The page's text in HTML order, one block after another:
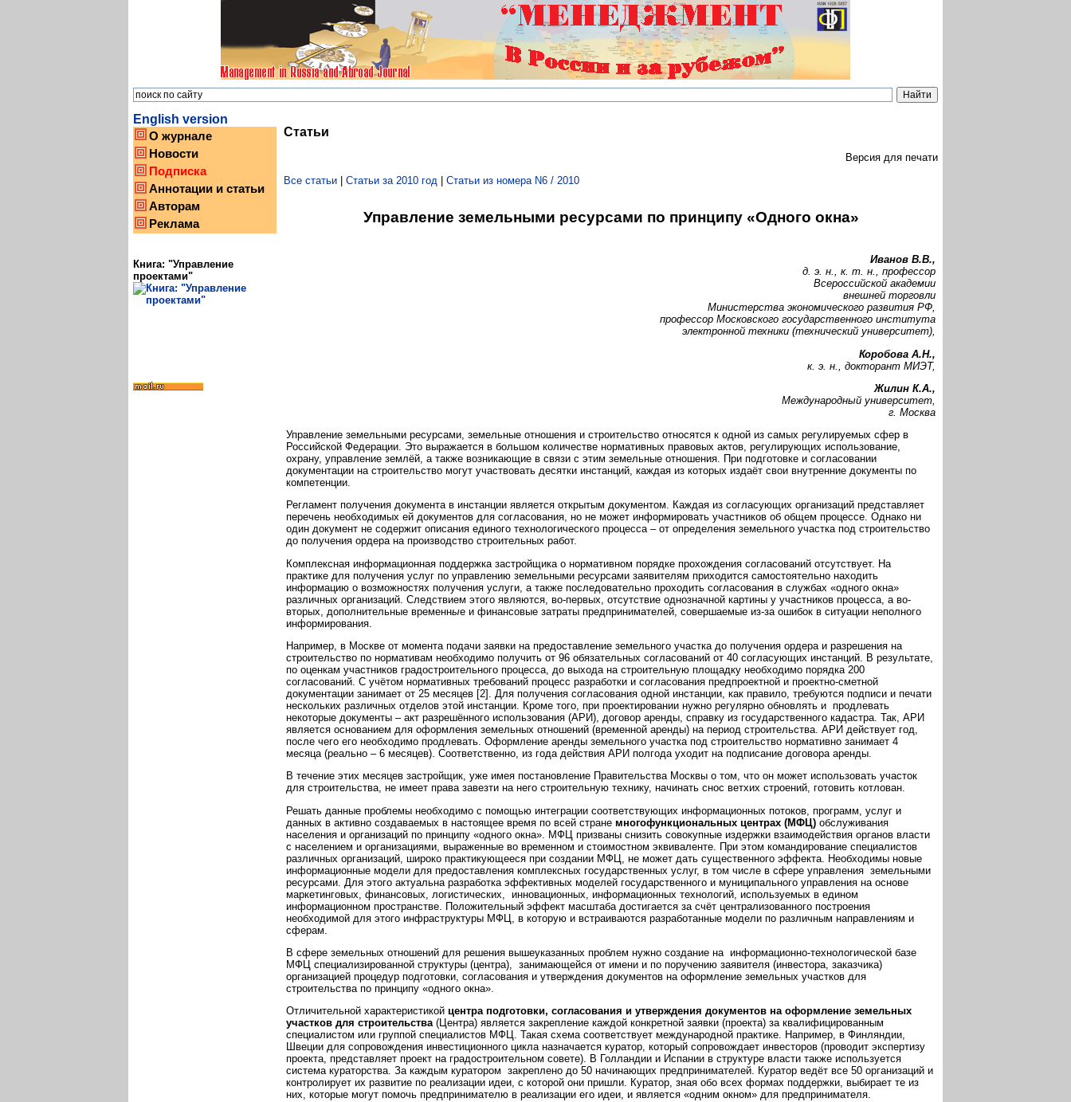
English version
О журнале
Новости
Подписка
Аннотации и статьи
Авторам
Реклама
Книга: "Управление
проектами"
Статьи
Версия для печати
Все статьи | Статьи за 2010 год | Статьи из номера N6 / 2010
Управление земельными ресурсами по принципу «Одного окна»
Иванов В.В.,
д. э. н., к. т. н., профессор
Всероссийской академии
внешней торговли
Министерства экономического развития РФ,
профессор Московского государственного института
электронной техники (технический университет),
Коробова А.Н.,
к. э. н., докторант МИЭТ,
Жилин К.А.,
Международный университет,
г. Москва
Управление земельными ресурсами, земельные отношения и строительство относятся к одной из самых регулируемых сфер в
Российской Федерации. Это выражается в большом количестве нормативных правовых актов, регулирующих использование,
охрану, управление землёй, а также возникающие в связи с этим земельные отношения. При подготовке и согласовании
документации на строительство могут участвовать десятки инстанций, каждая из которых издаёт свои внутренние документы по
компетенции.
Регламент получения документа в инстанции является открытым документом. Каждая из согласующих организаций представляет
перечень необходимых ей документов для согласования, но не может информировать участников об общем процессе. Однако ни
один документ не содержит описания единого технологического процесса – от определения земельного участка под строительство
до получения ордера на производство строительных работ.
Комплексная информационная поддержка застройщика о нормативном порядке прохождения согласований отсутствует. На
практике для получения услуг по управлению земельными ресурсами заявителям приходится самостоятельно находить
информацию о возможностях получения услуги, а также последовательно проходить согласования в службах «одного окна»
различных организаций. Следствием этого являются, во-первых, отсутствие однозначной картины у участников процесса, а во-
вторых, дополнительные временные и финансовые затраты предпринимателей, совершаемые из-за ошибок в ситуации неполного
информирования.
Например, в Москве от момента подачи заявки на предоставление земельного участка до получения ордера и разрешения на
строительство по нормативам необходимо получить от 96 обязательных согласований от 40 согласующих инстанций. В результате,
по оценкам участников градостроительного процесса, до выхода на строительную площадку необходимо порядка 200
согласований. С учётом нормативных требований процесс разработки и согласования предпроектной и проектно-сметной
документации занимает от 25 месяцев [2]. Для получения согласования одной инстанции, как правило, требуются подписи и печати
нескольких различных отделов этой инстанции. Кроме того, при проектировании нужно регулярно обновлять и продлевать
некоторые документы – акт разрешённого использования (АРИ), договор аренды, справку из государственного кадастра. Так, АРИ
является основанием для оформления земельных отношений (временной аренды) на период строительства. АРИ действует год,
после чего его необходимо продлевать. Оформление аренды земельного участка под строительство нормативно занимает 4
месяца (реально – 6 месяцев). Соответственно, из года действия АРИ полгода уходит на подписание договора аренды.
В течение этих месяцев застройщик, уже имея постановление Правительства Москвы о том, что он может использовать участок
для строительства, не имеет права завезти на него строительную технику, начинать снос ветхих строений, готовить котлован.
Решать данные проблемы необходимо с помощью интеграции соответствующих информационных потоков, программ, услуг и
данных в активно создаваемых в настоящее время по всей стране многофункциональных центрах (МФЦ) обслуживания
населения и организаций по принципу «одного окна». МФЦ призваны снизить совокупные издержки взаимодействия органов власти
с населением и организациями, выраженные во временном и стоимостном эквиваленте. При этом командирование специалистов
различных организаций, широко практикующееся при создании МФЦ, не может дать существенного эффекта. Необходимы новые
информационные модели для предоставления комплексных государственных услуг, в том числе в сфере управления земельными
ресурсами. Для этого актуальна разработка эффективных моделей государственного и муниципального управления на основе
маркетинговых, финансовых, логистических, инновационных, информационных технологий, используемых в едином
информационном пространстве. Положительный эффект масштаба достигается за счёт централизованного построения
необходимой для этого инфраструктуры МФЦ, в которую и встраиваются разработанные модели по различным направлениям и
сферам.
В сфере земельных отношений для решения вышеуказанных проблем нужно создание на информационно-технологической базе
МФЦ специализированной структуры (центра), занимающейся от имени и по поручению заявителя (инвестора, заказчика)
организацией процедур подготовки, согласования и утверждения документов на оформление земельных участков для
строительства по принципу «одного окна».
Отличительной характеристикой центра подготовки, согласования и утверждения документов на оформление земельных
участков для строительства (Центра) является закрепление каждой конкретной заявки (проекта) за квалифицированным
специалистом или группой специалистов МФЦ. Такая схема соответствует международной практике. Например, в Финляндии,
Швеции для сопровождения инвестиционного цикла назначается куратор, который сопровождает инвесторов (проводит экспертизу
проекта, представляет проект на градостроительном совете). В Голландии и Испании в структуре власти также используется
система кураторства. За каждым куратором закреплено до 50 начинающих предпринимателей. Куратор ведёт все 50 организаций и
контролирует их развитие по реализации идеи, с которой они пришли. Куратор, зная обо всех формах поддержки, выбирает те из
них, которые могут помочь предпринимателю в реализации его идеи, и является «одним окном» для предпринимателя.